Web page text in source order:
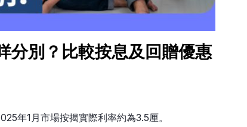
分別？比較按息及回贈優惠
年1月市場按揭實際利率約為3.5厘。